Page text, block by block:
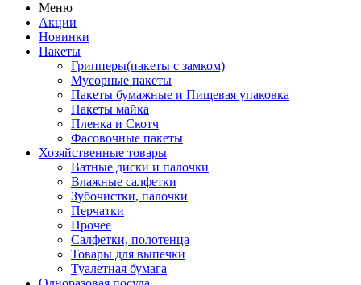
Меню
Акции
Новинки
Пакеты
Грипперы(пакеты с замком)
Мусорные пакеты
Пакеты бумажные и Пищевая упаковка
Пакеты майка
Пленка и Скотч
Фасовочные пакеты
Хозяйственные товары
Ватные диски и палочки
Влажные салфетки
Зубочистки, палочки
Перчатки
Прочее
Салфетки, полотенца
Товары для выпечки
Туалетная бумага